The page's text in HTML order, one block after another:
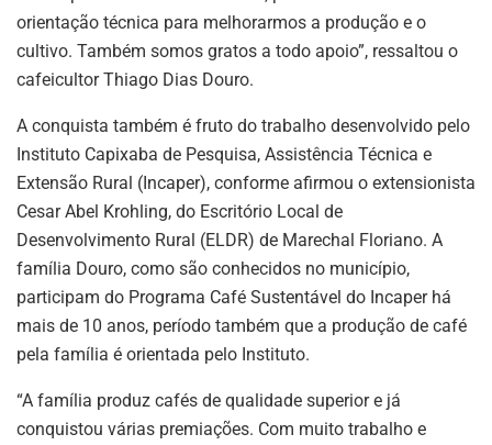
orientação técnica para melhorarmos a produção e o
cultivo. Também somos gratos a todo apoio”, ressaltou o
cafeicultor Thiago Dias Douro.
A conquista também é fruto do trabalho desenvolvido pelo
Instituto Capixaba de Pesquisa, Assistência Técnica e
Extensão Rural (Incaper), conforme afirmou o extensionista
Cesar Abel Krohling, do Escritório Local de
Desenvolvimento Rural (ELDR) de Marechal Floriano. A
família Douro, como são conhecidos no município,
participam do Programa Café Sustentável do Incaper há
mais de 10 anos, período também que a produção de café
pela família é orientada pelo Instituto.
“A família produz cafés de qualidade superior e já
conquistou várias premiações. Com muito trabalho e